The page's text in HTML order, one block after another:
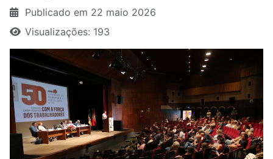
Publicado em 22 maio 2026
Visualizações: 193